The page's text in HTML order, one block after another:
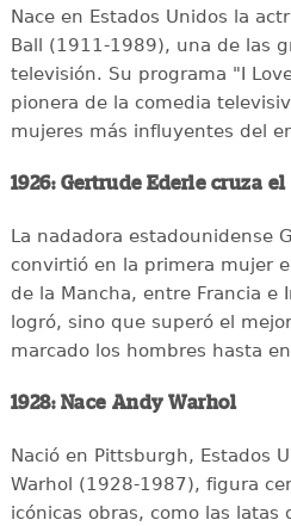
Nace en Estados Unidos la
Ball (1911-1989), una de las
televisión. Su programa "I
pionera de la comedia
mujeres más influyentes del
1926: Gertrude Ederle cruza
La nadadora estadounidense
convirtió en la primera mujer
de la Mancha, entre Francia e
logró, sino que superó el
marcado los hombres hasta
1928: Nace Andy Warhol
Nació en Pittsburgh, Estados
Warhol (1928-1987), figura
icónicas obras, como las latas